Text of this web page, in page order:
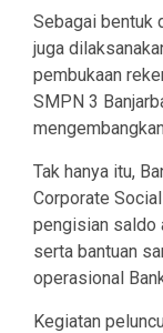
Sebagai bentuk
juga
pembukaan
SMPN 3
Tak hanya itu,
Corporate
pengisian saldo
serta bantuan
operasional
Kegiatan